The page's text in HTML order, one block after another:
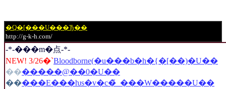
�Q�[���U���Ђ��
http://g-k-h.com/
-*-���m�点-*-
NEW! 3/26�`Bloodborne(�u���b�h�{�[��)�U��
�������@��0�U��
�����E���ƕs�v�c�̃_���W�����U��